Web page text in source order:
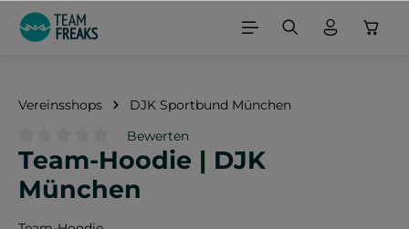
springen
Vereinsshops DJK Sportbund München
Durchschnittliche Bewertung von 0 von 5 Sternen
Bewerten
Team-Hoodie | DJK
München